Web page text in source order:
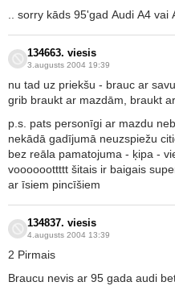
.. sorry kāds
134663. viesis
3.augusts 2004 19:39
nu tad uz priekšu - brauc ar
grib braukt ar mazdām, braukt
p.s. pats personīgi ar mazdu
nekādā gadījumā neuzspiežu
bez reāla pamatojuma - ķipa -
voooooottttt šitais ir baigais
ar īsiem pincīšiem
134837. viesis
4.augusts 2004 13:39
2 Pirmais
Braucu nevis ar 95 gada audi